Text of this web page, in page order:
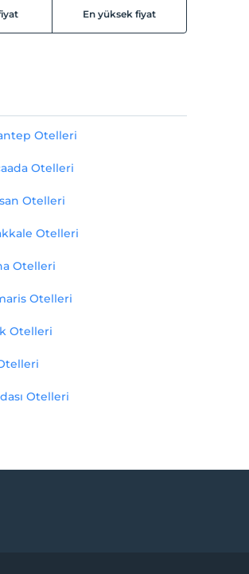
En yüksek fiyat
Otelleri
Otelleri
Otelleri
Otelleri
Otelleri
Otelleri
Otelleri
Otelleri